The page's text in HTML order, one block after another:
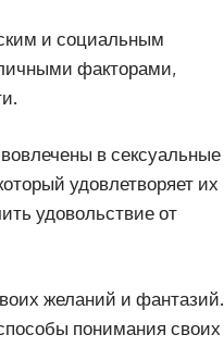
и социальным
факторами,
в сексуальные
удовлетворяет их
удовольствие от
желаний и фантазий.
понимания своих